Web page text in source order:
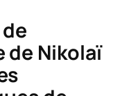
de Nikolaï